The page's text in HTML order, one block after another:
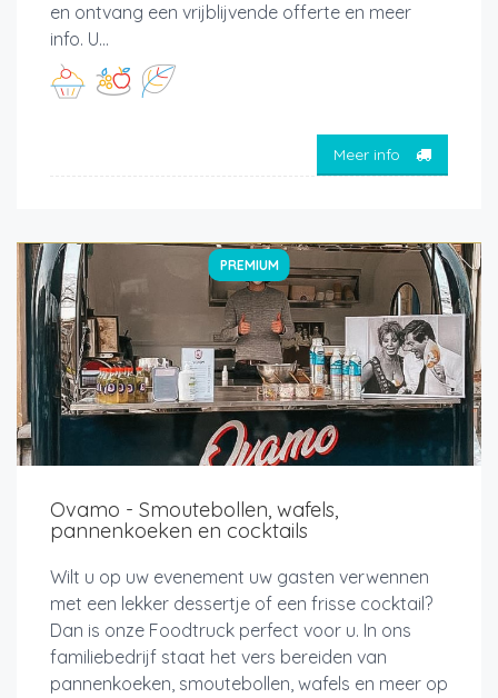
en ontvang een vrijblijvende offerte en meer
info. U...
Meer info
PREMIUM
Ovamo - Smoutebollen, wafels,
pannenkoeken en cocktails
Wilt u op uw evenement uw gasten verwennen
met een lekker dessertje of een frisse cocktail?
Dan is onze Foodtruck perfect voor u. In ons
familiebedrijf staat het vers bereiden van
pannenkoeken, smoutebollen, wafels en meer op